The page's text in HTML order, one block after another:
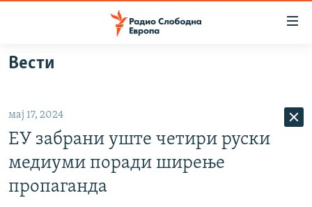
Оди
на
главната
навигација
Премини
на
ВИЗУЕЛНО
ШТО ТРЕБА ДА ЗНАЕТЕ
ПРИЈАВИ СЕ ЗА ЊУЗЛЕТЕР
Вести
мај 17, 2024
ЕУ забрани уште четири руски
медиуми поради ширење
пропаганда